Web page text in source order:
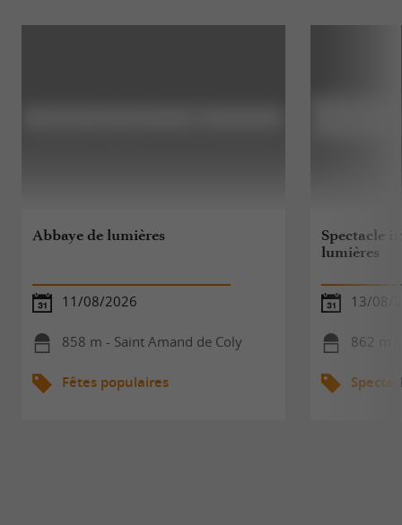
Abbaye de lumières
11/08/2026
858 m - Saint Amand de Coly
Fêtes populaires
Spectacle
lumières
13/08/
862 m -